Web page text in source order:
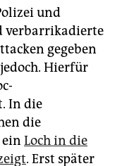
und
verbarrikadierte
gegeben
Hierfür
In die
die
ein Loch in die
. Erst später